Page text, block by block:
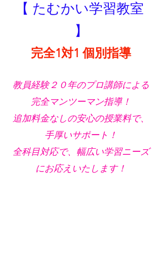
【 たむかい学習教室
】
完全1対1 個別指導
教員経験２０年のプロ講師による
完全マンツーマン指導！
追加料金なしの安心の授業料で、
手厚いサポート！
全科目対応で、幅広い学習ニーズ
にお応えいたします！